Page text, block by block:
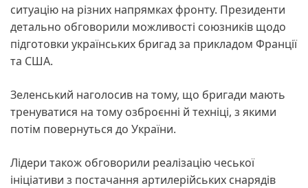
ситуацію на різних напрямках фронту. Президенти
детально обговорили можливості союзників щодо
підготовки українських бригад за прикладом Франції
та США.
Зеленський наголосив на тому, що бригади мають
тренуватися на тому озброєнні й техніці, з якими
потім повернуться до України.
Лідери також обговорили реалізацію чеської
ініціативи з постачання артилерійських снарядів